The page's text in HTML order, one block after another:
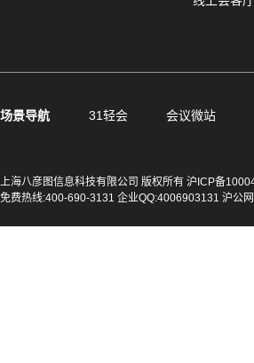
场景导航 31轻会 会议微站
上海八彦图信息科技有限公司 版权所有 沪ICP备
免费热线:400-690-3131 企业QQ:4006903131 沪公